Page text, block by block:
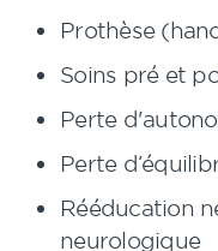
Prothèse
Soins pré et
Perte
Perte
Rééducation
neurologique